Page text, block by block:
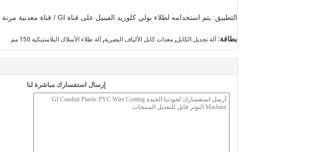
التطبيق: يتم استخدامه لطلاء بولي كلوريد الفينيل على قناة GI / قناة معدنية مرنة ، خرطوم مموج من الفولاذ المقاوم للصدأ إلخ.
بطاقة: آلة تجديل الكابل, معدات كابل الألياف البصرية, آلة طلاء الأسلاك البلاستيكية 150 مم
إرسال استفسارك مباشرة لنا